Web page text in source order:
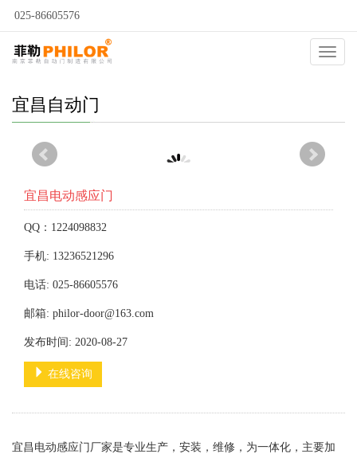
025-86605576
自动门
宜昌自动门
宜昌电动感应门
QQ：1224098832
手机: 13236521296
电话: 025-86605576
邮箱: philor-door@163.com
发布时间: 2020-08-27
在线咨询
宜昌电动感应门厂家是专业生产，安装，维修，为一体化，主要加